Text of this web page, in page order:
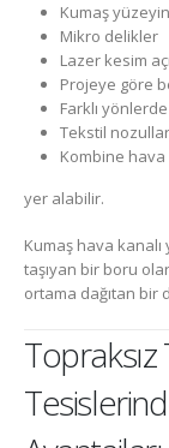
Kumaş
Mikro delikler
Lazer kesim
Projeye göre
Farklı
Tekstil nozullar
Kombine hava
yer alabilir.
Kumaş hava
taşıyan bir boru
ortama dağıtan bir